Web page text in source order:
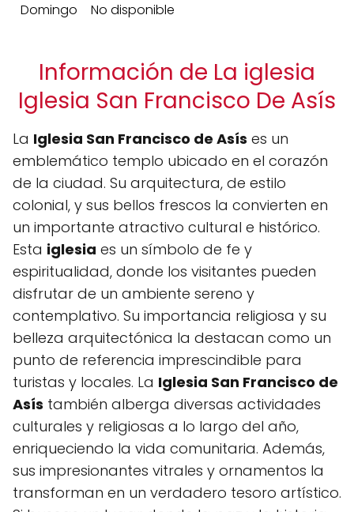
Domingo
No disponible
Información de La iglesia
Iglesia San Francisco De Asís
La Iglesia San Francisco de Asís es un
emblemático templo ubicado en el corazón
de la ciudad. Su arquitectura, de estilo
colonial, y sus bellos frescos la convierten en
un importante atractivo cultural e histórico.
Esta iglesia es un símbolo de fe y
espiritualidad, donde los visitantes pueden
disfrutar de un ambiente sereno y
contemplativo. Su importancia religiosa y su
belleza arquitectónica la destacan como un
punto de referencia imprescindible para
turistas y locales. La Iglesia San Francisco de
Asís también alberga diversas actividades
culturales y religiosas a lo largo del año,
enriqueciendo la vida comunitaria. Además,
sus impresionantes vitrales y ornamentos la
transforman en un verdadero tesoro artístico.